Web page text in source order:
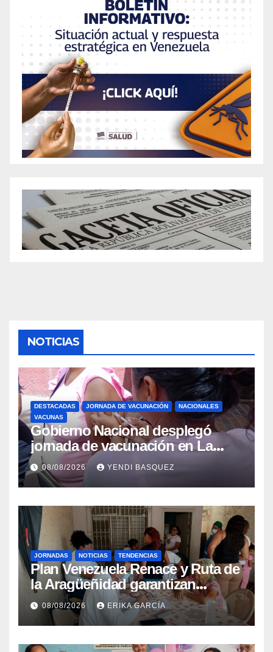
NOTICIAS
DESTACADAS JORNADA DE VACUNACIÓN
NACIONALES
VACUNAS
Gobierno Nacional desplegó
jornada de vacunación en La
Guaira para garantizar protección
epidemiológica
08/08/2026 YENDI BASQUEZ
JORNADAS NOTICIAS TENDENCIAS
Plan Venezuela Renace y Ruta de
la Aragüeñidad garantizan
atención médica integral en
Aragua
08/08/2026 ERIKA GARCÍA